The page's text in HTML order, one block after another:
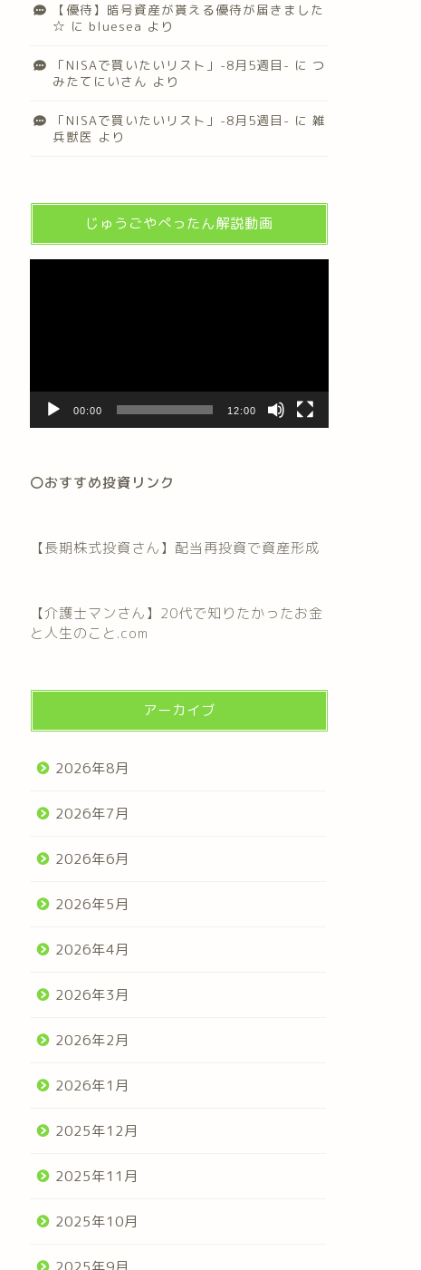
【優待】暗号資産が貰える優待が届きました
☆ に bluesea より
「NISAで買いたいリスト」-8月5週目- に つ
みたてにいさん より
「NISAで買いたいリスト」-8月5週目- に 雑
兵獣医 より
じゅうごやぺったん解説動画
ー
00:00 12:00
〇おすすめ投資リンク
【長期株式投資さん】配当再投資で資産形成
【介護士マンさん】20代で知りたかったお金
と人生のこと.com
アーカイブ
2026年8月
2026年7月
2026年6月
2026年5月
2026年4月
2026年3月
2026年2月
2026年1月
2025年12月
2025年11月
2025年10月